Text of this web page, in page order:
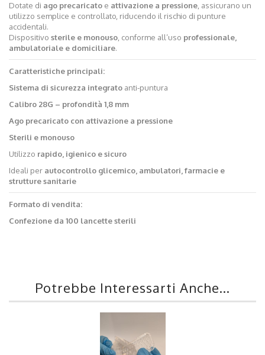
Dotate di ago precaricato e attivazione a pressione , assicurano un
utilizzo semplice e controllato, riducendo il rischio di punture
accidentali.
Dispositivo sterile e monouso , conforme all’uso professionale,
ambulatoriale e domiciliare.
Caratteristiche principali:
Sistema di sicurezza integrato anti-puntura
Calibro 28G – profondità 1,8 mm
Ago precaricato con attivazione a pressione
Sterili e monouso
Utilizzo rapido, igienico e sicuro
Ideali per autocontrollo glicemico, ambulatori, farmacie e
strutture sanitarie
Formato di vendita:
Confezione da 100 lancette sterili
Potrebbe Interessarti Anche...